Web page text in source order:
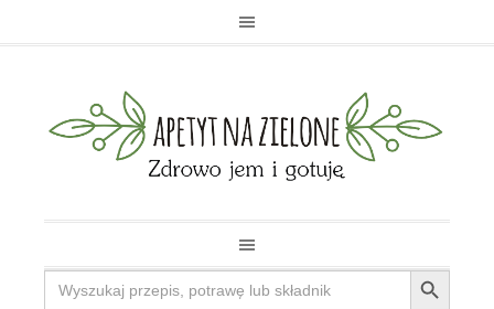
Search
for:
Search Button